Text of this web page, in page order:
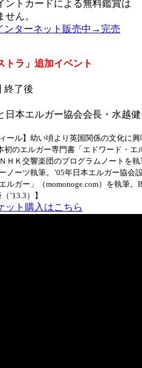
ントカードによる無料鑑賞は
ん。
ンターネット販売中→完売
トラ」追加イベント
終了後
本エルガー協会会長・水越健
ール】幼い頃より英国関係の文化に
初のエルガー専門書「エドワード・
ＨＫ交響楽団のプログラムノートを
ノーツ執筆。’05年日本エルガー協
ガー」（momonoge.com）を執筆。
’13.3）】